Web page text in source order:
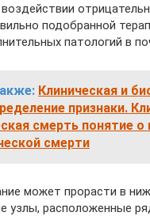
подобранной
патологий в
Клиническая и
признаки.
смерть понятие о
смерти
может прорасти в
узлы, расположенные